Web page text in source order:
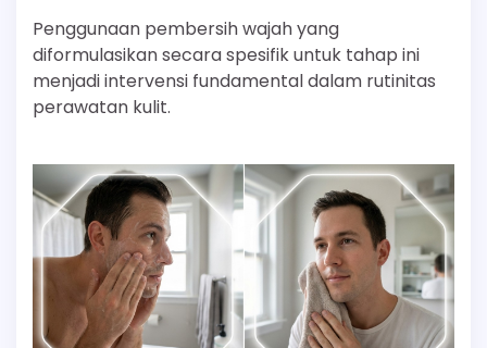
Penggunaan pembersih wajah yang
diformulasikan secara spesifik untuk tahap ini
menjadi intervensi fundamental dalam rutinitas
perawatan kulit.